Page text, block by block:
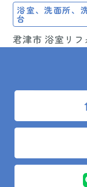
浴室、洗面所、
台
君津市 浴室リフ
様邸